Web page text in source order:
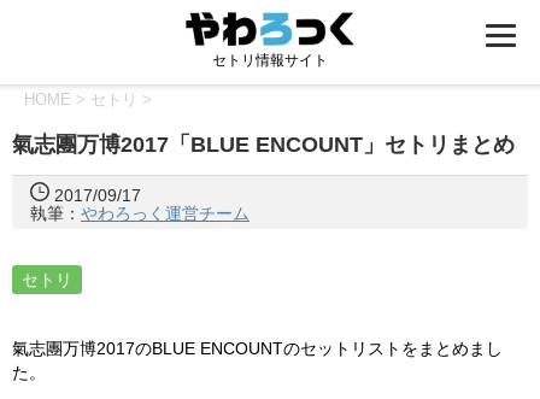
セトリ情報サイト
HOME > セトリ >
氣志團万博2017「BLUE ENCOUNT」セトリまとめ
2017/09/17
執筆： やわろっく運営チーム
セトリ
氣志團万博2017のBLUE ENCOUNTのセットリストをまとめまし
た。